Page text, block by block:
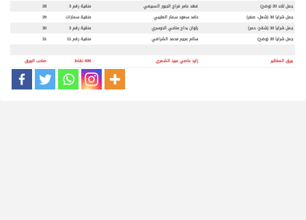
جمل تلاد 20 (وضح)
فهد عامر فراج الجبور السبيعي منقية رقم 3
28
جمل شرايا 30 (شعل- صفر)
حامد سعود سمار العتيبي منقية سمارات
29
جمل شرايا 30 (شقح- حمر)
رثوان بداح مناحي الدوسري منقية رقم 3
30
جمل شرايا 30 (وضح)
سالم عجيم محمد الشرافي منقية رقم 11 31
بيرق المغاتير زايد عاصي عبيد الشمري 606 نقاط صاحب البيرق